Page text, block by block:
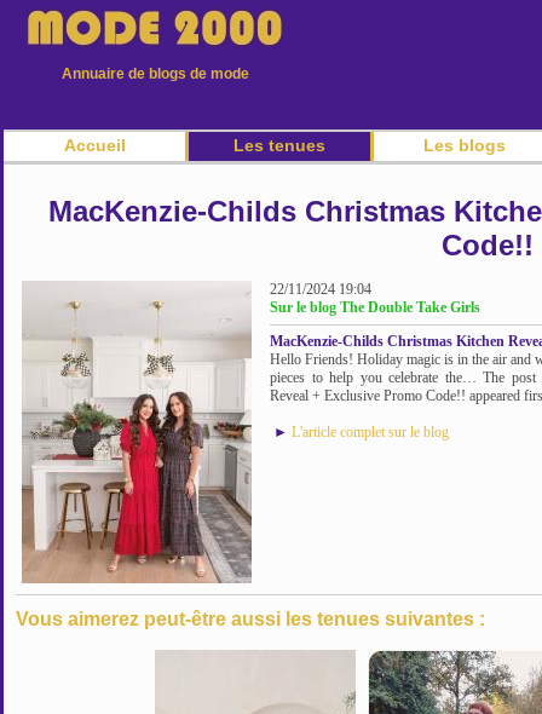
Annuaire de blogs de mode
Accueil Les tenues Les blogs
MacKenzie-Childs Christmas
Code!!
22/11/2024 19:04
Sur le blog The Double Take Girls
MacKenzie-Childs Christmas Kitchen
Hello Friends! Holiday magic is in the air and
pieces to help you celebrate the… The post
Reveal + Exclusive Promo Code!! appeared
► L'article complet sur le blog
Vous aimerez peut-être aussi les tenues suivantes :